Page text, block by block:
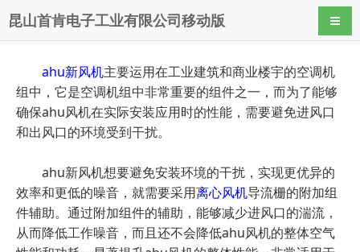
昆山首肯电子工业有限公司移动版 导航
ahu新风机主要运用在工业建筑和商业楼宇的空调机
组中，它是空调机组中非常重要的组件之一，而为了能够
确保ahu风机在实际安装应用时的性能，需要避免进风口
和出风口的环境受到干扰。
ahu新风机想要避免安装环境的干扰，实现更优异的
效率和更低的噪音，就需要采用离心风机导流栅的附加组
件辅助。通过附加组件的辅助，能够减少进风口的湍流，
从而降低工作噪音，而且还不会降低ahu风机的整体空气